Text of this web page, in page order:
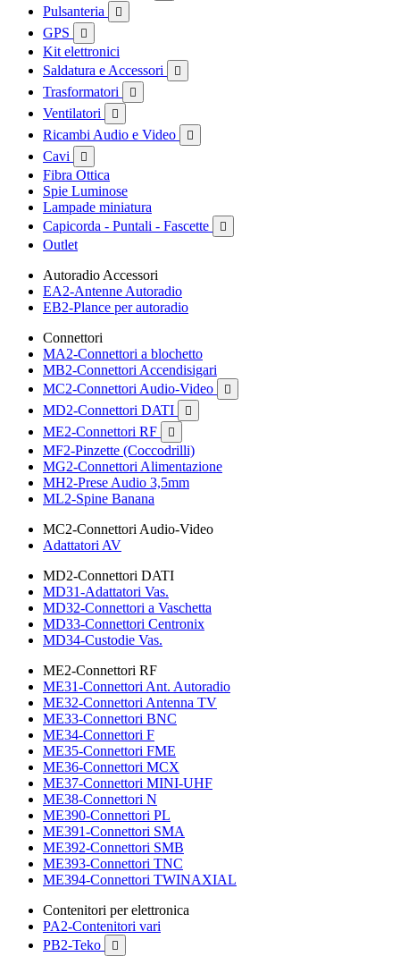
Pulsanteria 
GPS 
Kit elettronici
Saldatura e Accessori

Trasformatori 
Ventilatori 
Ricambi Audio e Video 
Cavi 
Fibra Ottica
Spie Luminose
Lampade miniatura
Capicorda - Puntali - Fascette

Outlet
Autoradio Accessori
EA2-Antenne Autoradio
EB2-Plance per autoradio
Connettori
MA2-Connettori a blochetto
MB2-Connettori Accendisigari
MC2-Connettori Audio-Video

MD2-Connettori DATI 
ME2-Connettori RF 
MF2-Pinzette (Coccodrilli)
MG2-Connettori Alimentazione
MH2-Prese Audio 3,5mm
ML2-Spine Banana
MC2-Connettori Audio-Video
Adattatori AV
MD2-Connettori DATI
MD31-Adattatori Vas.
MD32-Connettori a Vaschetta
MD33-Connettori Centronix
MD34-Custodie Vas.
ME2-Connettori RF
ME31-Connettori Ant. Autoradio
ME32-Connettori Antenna TV
ME33-Connettori BNC
ME34-Connettori F
ME35-Connettori FME
ME36-Connettori MCX
ME37-Connettori MINI-UHF
ME38-Connettori N
ME390-Connettori PL
ME391-Connettori SMA
ME392-Connettori SMB
ME393-Connettori TNC
ME394-Connettori TWINAXIAL
Contenitori per elettronica
PA2-Contenitori vari
PB2-Teko
